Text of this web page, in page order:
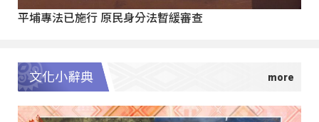
平埔專法已施行 原民身分法暫緩審查
文化小辭典